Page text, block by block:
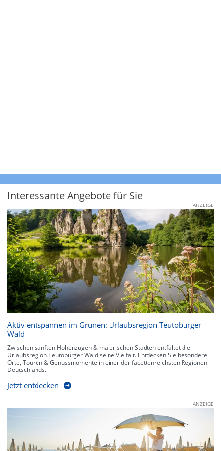
Interessante Angebote für Sie
ANZEIGE
Aktiv entspannen im Grünen: Urlaubsregion Teutoburger
Wald
Zwischen sanften Höhenzügen & malerischen Städten entfaltet die
Urlaubsregion Teutoburger Wald seine Vielfalt. Entdecken Sie besondere
Orte, Touren & Genussmomente in einer der facettenreichsten Regionen
Deutschlands.
Jetzt entdecken
ANZEIGE